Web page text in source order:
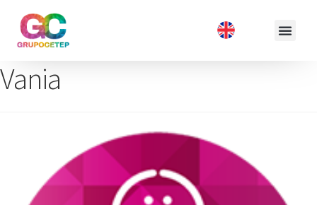
Vania